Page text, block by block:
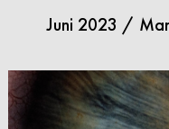
Juni 2023 /